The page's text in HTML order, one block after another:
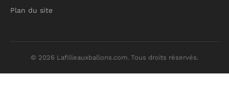
Plan du site
© 2026 Lafilleauxballons.com. Tous droits réservés.